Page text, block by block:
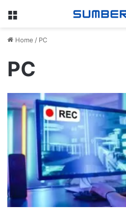
Menu
Home / PC
PC